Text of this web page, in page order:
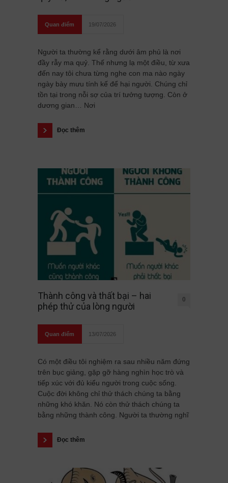
Quan điểm 19/07/2026
Người ta thường kể rằng dưới âm phủ là nơi
đầy rẫy ma quỷ. Thế nhưng lạ một điều, từ xưa
đến nay tôi chưa từng nghe con ma nào ngày
ngày bày mưu tính kế để hại người. Chúng chỉ
tồn tại trong nỗi sợ của trí tưởng tượng. Còn ở
dương gian… Nơi
Đọc thêm
Thành công và thất bại – hai
phép thử của lòng người
0
Quan điểm 13/07/2026
Có một điều tôi nghiệm ra sau nhiều năm đứng
trên bục giảng, gặp gỡ hàng nghìn học trò và
tiếp xúc với đủ kiểu người trong cuộc sống.
Cuộc đời không chỉ thử thách chúng ta bằng
những khó khăn. Nó còn thử thách chúng ta
bằng những thành công. Người ta thường nghĩ
Đọc thêm